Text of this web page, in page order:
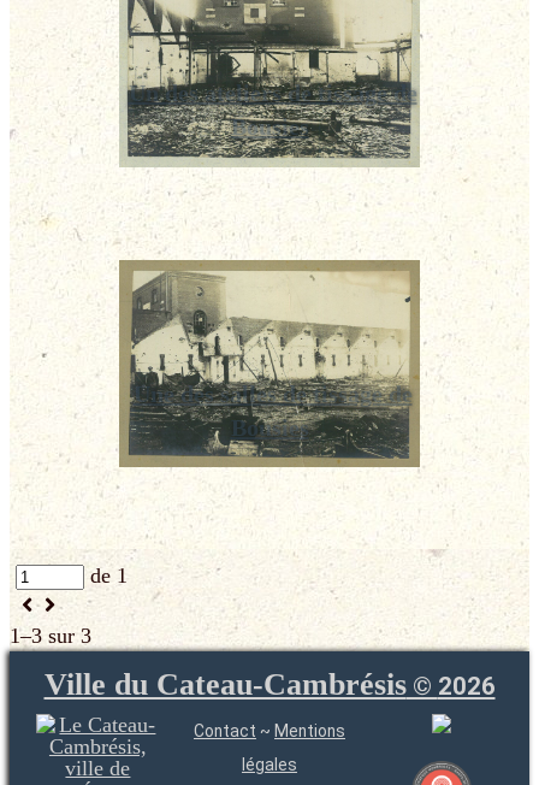
Un des ateliers de tissage de
Bousies
Une des salles de tissage de
Bousies
de 1
1–3 sur 3
Ville du Cateau-Cambrésis© 2026
Contact ~ Mentions
légales